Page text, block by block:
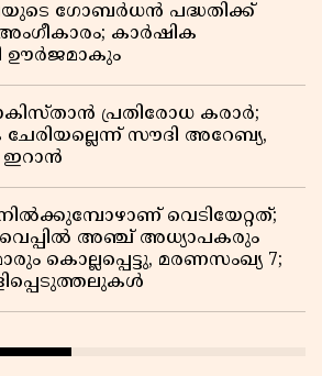
ഗോബർധൻ പദ്ധതിക്ക്
അംഗീകാരം; കാർഷിക
ഊർജമാകും
പ്രതിരോധ കരാർ;
സൗദി അറേബ്യ,
ഇറാൻ
നിൽക്കുമ്പോഴാണ് വെടിയേറ്റത്;
അഞ്ച് അധ്യാപകരും
കൊല്ലപ്പെട്ടു, മരണസംഖ്യ 7;